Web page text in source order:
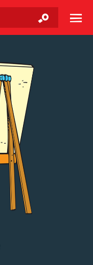
Taschenbuch ☰